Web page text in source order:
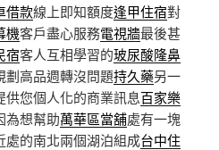
借款線上即知額度逢甲住宿對
機客戶盡心服務電視牆最後甚
宿客人互相學習的玻尿酸隆鼻
劃高品週轉沒問題持久藥另一
供您個人化的商業訊息百家樂
為想幫助萬華區當舖處有一塊
處的南北兩個湖泊組成台中住